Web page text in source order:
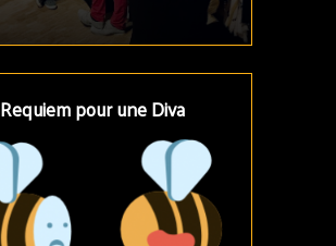
Requiem pour une Diva